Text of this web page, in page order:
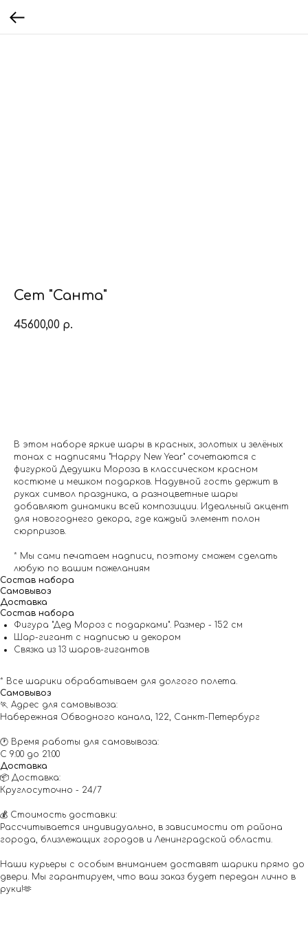
Сет "Санта"
45600,00 р.
В этом наборе яркие шары в красных, золотых и зелёных
тонах с надписями "Happy New Year" сочетаются с
фигуркой Дедушки Мороза в классическом красном
костюме и мешком подарков. Надувной гость держит в
руках символ праздника, а разноцветные шары
добавляют динамики всей композиции. Идеальный акцент
для новогоднего декора, где каждый элемент полон
сюрпризов.
* Мы сами печатаем надписи, поэтому сможем сделать
любую по вашим пожеланиям
Состав набора
Самовывоз
Доставка
Состав набора
Фигура "Дед Мороз с подарками". Размер - 152 см
Шар-гигант с надписью и декором
Связка из 13 шаров-гигантов
* Все шарики обрабатываем для долгого полета.
Самовывоз
🏃 Адрес для самовывоза:
Набережная Обводного канала, 122, Санкт-Петербург
🕐 Время работы для самовывоза:
С 9:00 до 21:00
Доставка
📦 Доставка:
Круглосуточно - 24/7
💰 Стоимость доставки:
Рассчитывается индивидуально, в зависимости от района
города, близлежащих городов и Ленинградской области.
Наши курьеры с особым вниманием доставят шарики прямо до
двери. Мы гарантируем, что ваш заказ будет передан лично в
руки!🫶